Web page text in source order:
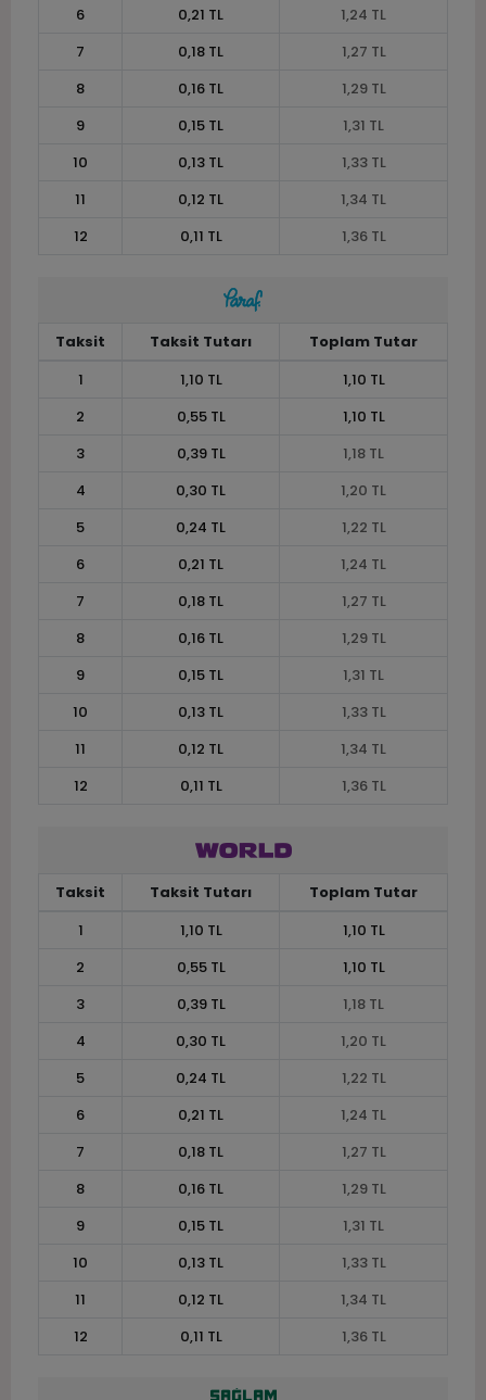
6 0,21 TL
1,24 TL
7
0,18 TL
1,27 TL
8
0,16 TL
1,29 TL
9
0,15 TL
1,31 TL
10
0,13 TL
1,33 TL
11
0,12 TL
1,34 TL
12
0,11 TL 1,36 TL
Taksit Taksit Tutarı
Toplam Tutar
1
1,10 TL
1,10 TL
2
0,55 TL
1,10 TL
3
0,39 TL
1,18 TL
4
0,30 TL
1,20 TL
5
0,24 TL
1,22 TL
6
0,21 TL
1,24 TL
7
0,18 TL
1,27 TL
8
0,16 TL
1,29 TL
9
0,15 TL
1,31 TL
10
0,13 TL
1,33 TL
11
0,12 TL
1,34 TL
12
0,11 TL 1,36 TL
Taksit Taksit Tutarı
Toplam Tutar
1
1,10 TL
1,10 TL
2
0,55 TL
1,10 TL
3
0,39 TL
1,18 TL
4
0,30 TL
1,20 TL
5
0,24 TL
1,22 TL
6
0,21 TL
1,24 TL
7
0,18 TL
1,27 TL
8
0,16 TL
1,29 TL
9
0,15 TL
1,31 TL
10
0,13 TL
1,33 TL
11
0,12 TL
1,34 TL
12
0,11 TL 1,36 TL